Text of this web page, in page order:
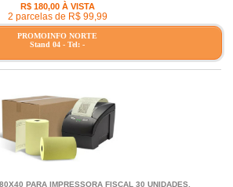
R$ 180,00 À VISTA
2 parcelas de R$ 99,99
PROMOINFO NORTE
Stand 04 - Tel: -
PARA IMPRESSORA FISCAL 30 UNIDADES.